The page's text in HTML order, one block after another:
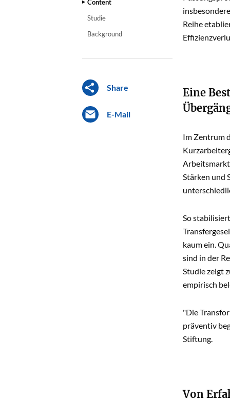
Content
Studie
Background
Share
E-Mail
Reihe
Eine
Im Zentrum
Stärken und
So
kaum ein.
sind in der
Studie zeigt
empirisch
"Die
präventiv
Stiftung.
Von